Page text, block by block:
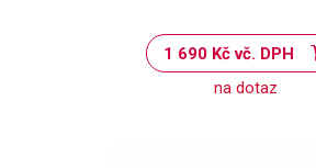
1 690 Kč vč. DPH
na dotaz